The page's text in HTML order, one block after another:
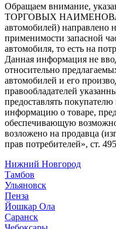
Обращаем внимание,
ТОРГОВЫХ
автомобилей) направлено
применимости запасной
автомобиля, то есть на
Данная информация не
относительно
автомобилей и его
правообладателей
предоставлять
информацию о товаре,
обеспечивающую
возложено на продавца
прав потребителей», ст.
Нижний Новгород
Тамбов
Ульяновск
Пенза
Йошкар Ола
Саранск